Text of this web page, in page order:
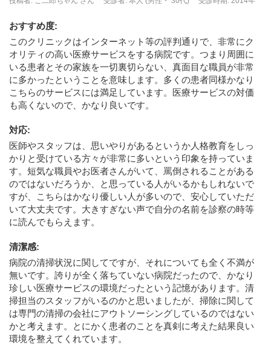
おすすめ度:
このクリニックはインターネット等の評判通りで、非常にク
オリティの高い医療サービスをする病院です。つまり周囲に
いる患者とその家族を一切裏切らない、真面目な職員が非常
に多かったということを意味します。多くの患者同様かなり
こちらのサービスには満足しています。医療サービスの対価
も高くないので、かなり良いです。
対応:
医師やスタッフは、思いやりがあるというか人格教育をしっ
かりと受けている方々が非常に多いという印象を持っていま
す。短気な職員やお医者さんがいて、罵倒されることがある
のではないだろうか、と思っている人がいるかもしれないで
すが、こちらはかなり優しい人が多いので、安心していただ
いて大丈夫です。大きすぎない声で自分の名前を診察の時等
に読んでもらえます。
清潔感:
病院の清掃状況に関してですが、それについても全く不満が
無いです。誇りが全く落ちていない病院だったので、かなり
珍しい医療サービスの環境だったという記憶があります。清
掃担当のスタッフがいるのかと思いましたが、掃除に関して
は専門の清掃の会社にアウトソーシングしているのではない
かと考えます。とにかく患者のことを真剣に考えた結果良い
環境を整えてくれています。